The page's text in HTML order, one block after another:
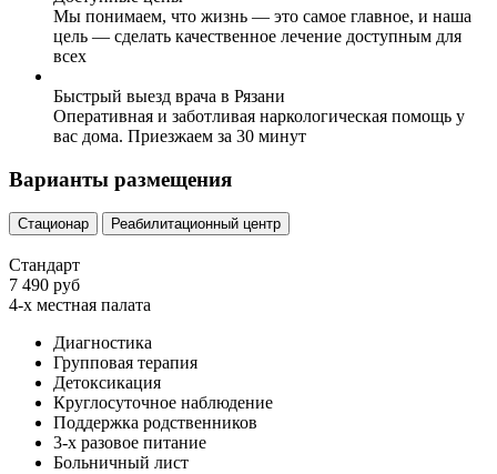
Мы понимаем, что жизнь — это самое главное, и наша
цель — сделать качественное лечение доступным для
всех
Быстрый выезд врача в Рязани
Оперативная и заботливая наркологическая помощь у
вас дома. Приезжаем за 30 минут
Варианты размещения
Стационар Реабилитационный центр
Стандарт
7 490 руб
4-х местная палата
Диагностика
Групповая терапия
Детоксикация
Круглосуточное наблюдение
Поддержка родственников
3-х разовое питание
Больничный лист